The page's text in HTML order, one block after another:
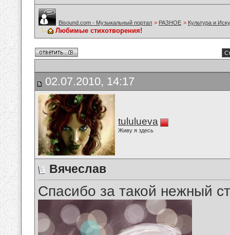
Bisound.com - Музыкальный портал > РАЗНОЕ > Культура и
Любимые стихотворения!
02.07.2010, 14:17
tululueva
Живу я здесь
Вячеслав
Спасибо за такой нежный